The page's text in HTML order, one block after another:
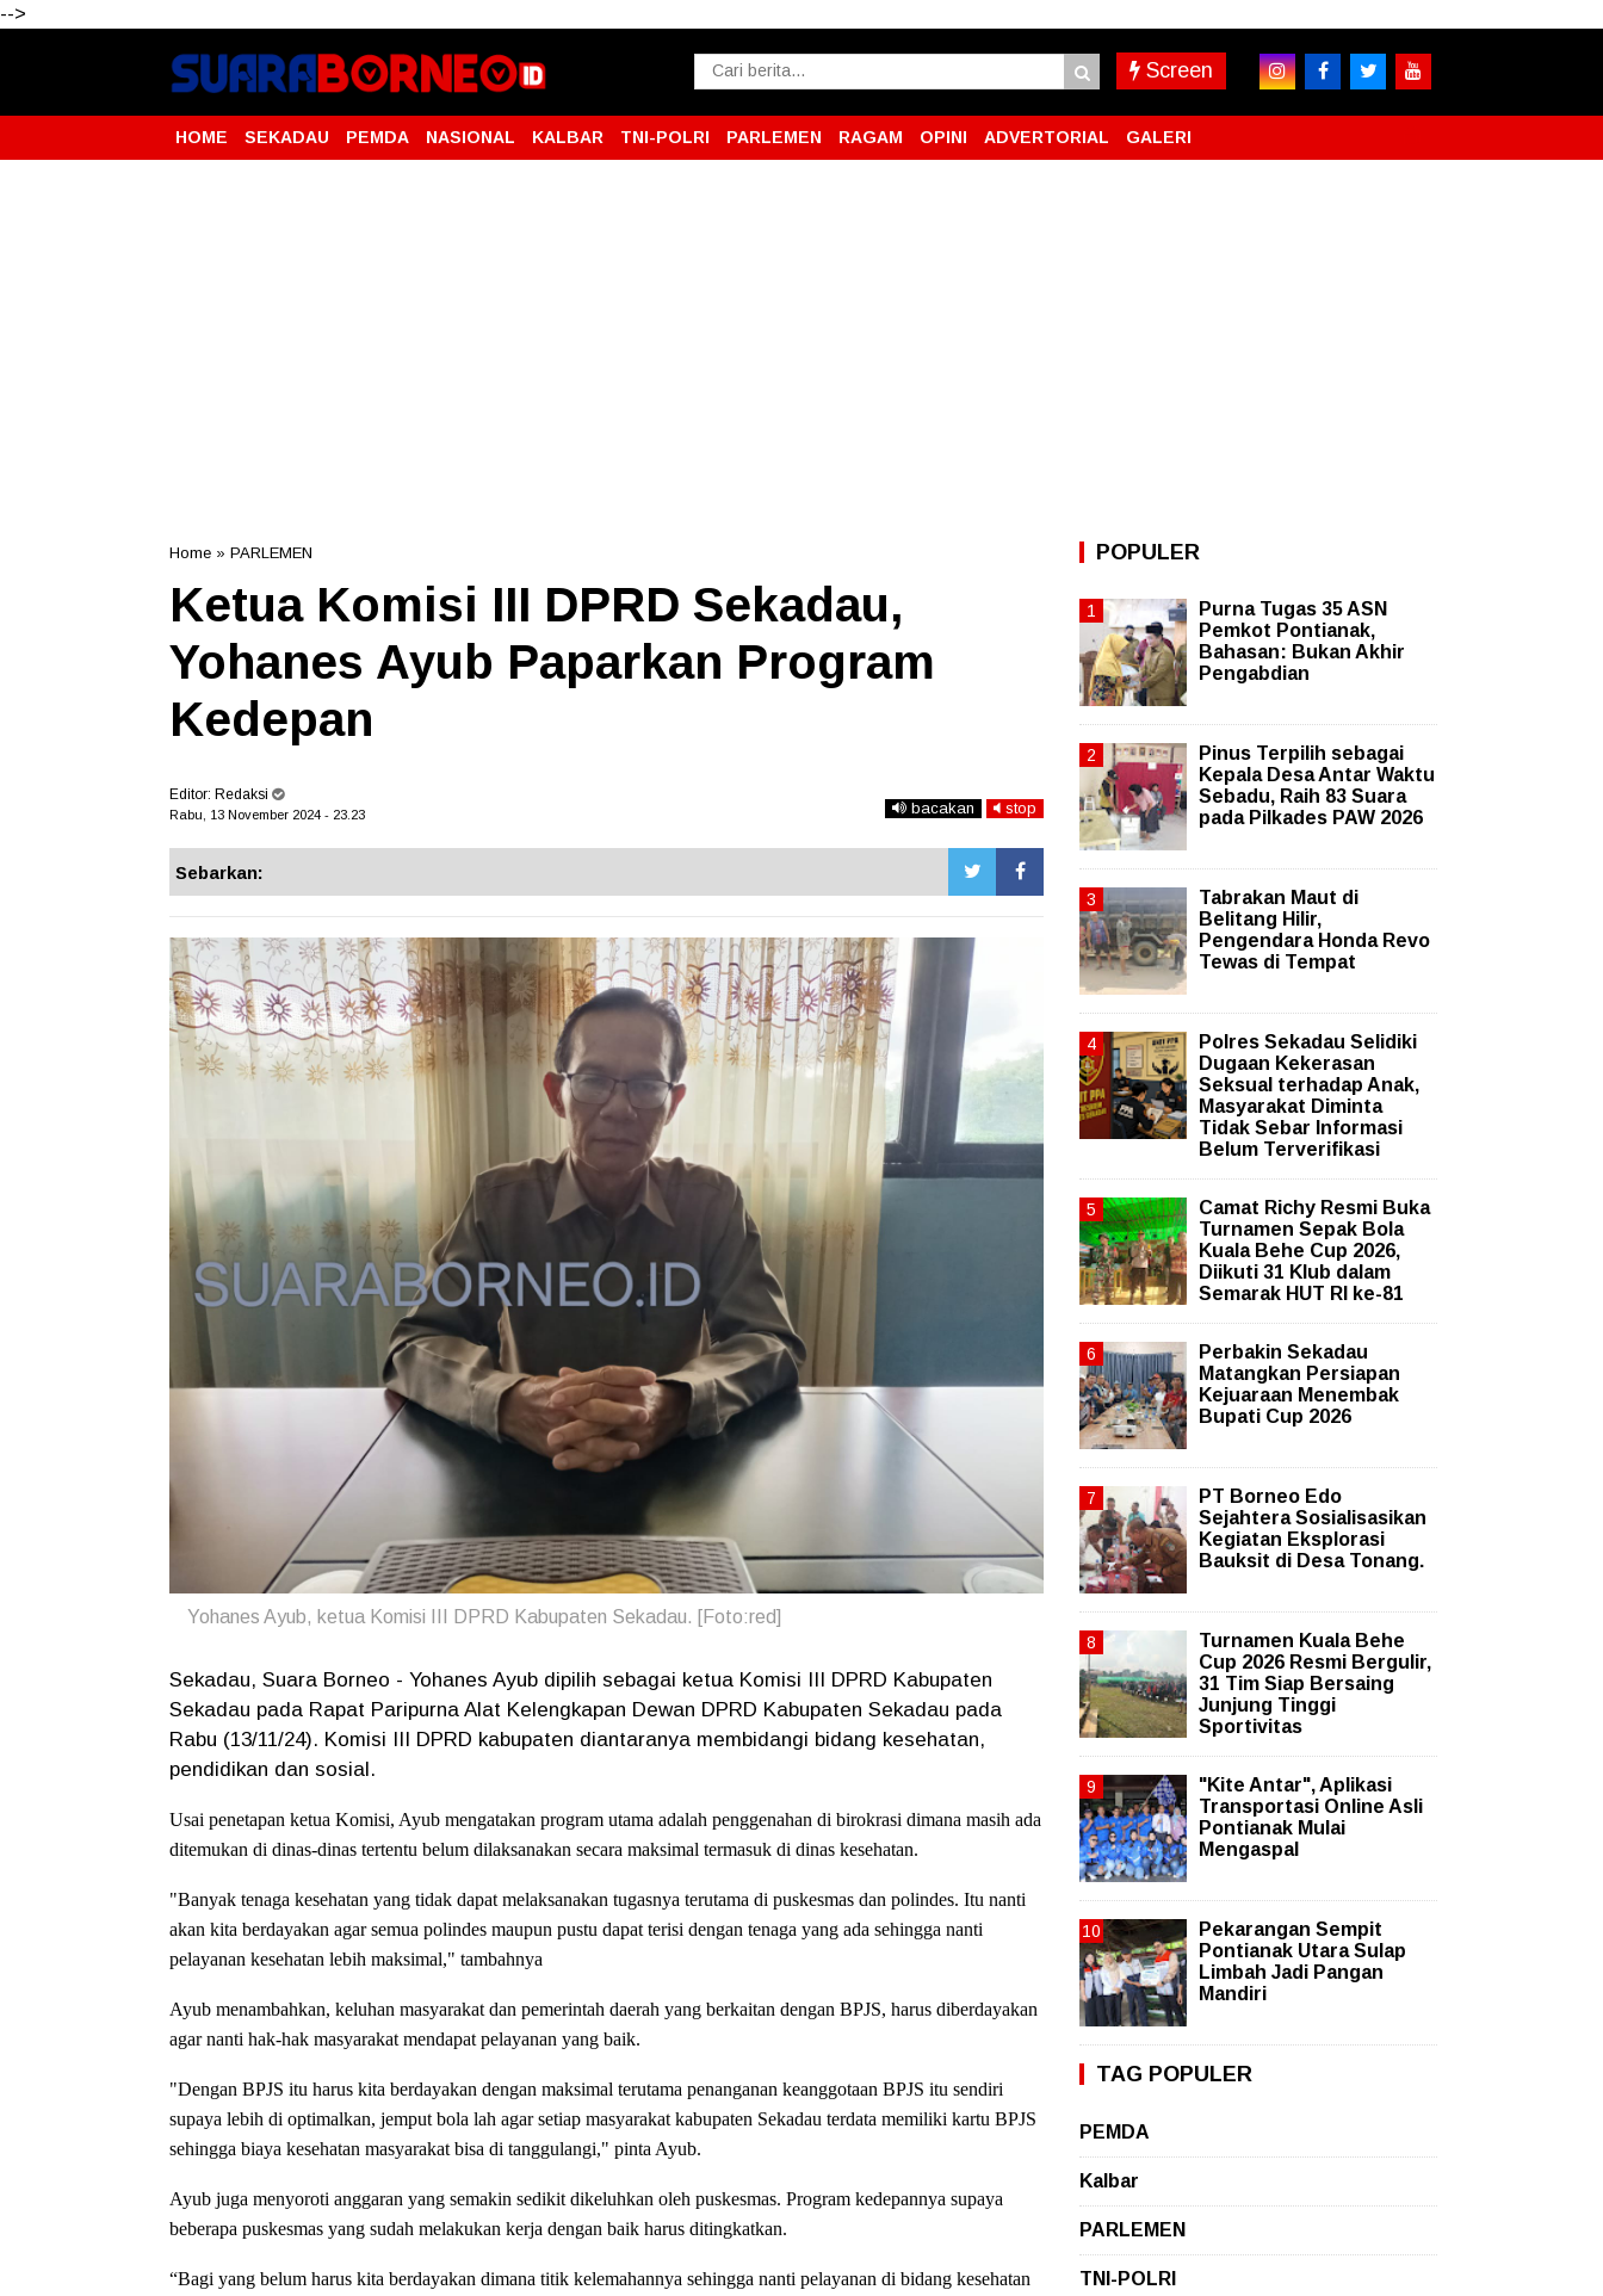
-->
Screen
HOME SEKADAU PEMDA NASIONAL KALBAR TNI-POLRI PARLEMEN RAGAM OPINI ADVERTORIAL GALERI
Home » PARLEMEN
Ketua Komisi III DPRD Sekadau,
Yohanes Ayub Paparkan Program
Kedepan
Editor: Redaksi
Rabu, 13 November 2024 - 23.23 bacakan stop
Sebarkan:
Yohanes Ayub, ketua Komisi III DPRD Kabupaten Sekadau. [Foto:red]
Sekadau, Suara Borneo - Yohanes Ayub dipilih sebagai ketua Komisi III DPRD Kabupaten
Sekadau pada Rapat Paripurna Alat Kelengkapan Dewan DPRD Kabupaten Sekadau pada
Rabu (13/11/24). Komisi III DPRD kabupaten diantaranya membidangi bidang kesehatan,
pendidikan dan sosial.
Usai penetapan ketua Komisi, Ayub mengatakan program utama adalah penggenahan di birokrasi dimana masih ada
ditemukan di dinas-dinas tertentu belum dilaksanakan secara maksimal termasuk di dinas kesehatan.
"Banyak tenaga kesehatan yang tidak dapat melaksanakan tugasnya terutama di puskesmas dan polindes. Itu nanti
akan kita berdayakan agar semua polindes maupun pustu dapat terisi dengan tenaga yang ada sehingga nanti
pelayanan kesehatan lebih maksimal," tambahnya
Ayub menambahkan, keluhan masyarakat dan pemerintah daerah yang berkaitan dengan BPJS, harus diberdayakan
agar nanti hak-hak masyarakat mendapat pelayanan yang baik.
"Dengan BPJS itu harus kita berdayakan dengan maksimal terutama penanganan keanggotaan BPJS itu sendiri
supaya lebih di optimalkan, jemput bola lah agar setiap masyarakat kabupaten Sekadau terdata memiliki kartu BPJS
sehingga biaya kesehatan masyarakat bisa di tanggulangi," pinta Ayub.
Ayub juga menyoroti anggaran yang semakin sedikit dikeluhkan oleh puskesmas. Program kedepannya supaya
beberapa puskesmas yang sudah melakukan kerja dengan baik harus ditingkatkan.
“Bagi yang belum harus kita berdayakan dimana titik kelemahannya sehingga nanti pelayanan di bidang kesehatan
POPULER
Purna Tugas 35 ASN
Pemkot Pontianak,
Bahasan: Bukan Akhir
Pengabdian
Pinus Terpilih sebagai
Kepala Desa Antar Waktu
Sebadu, Raih 83 Suara
pada Pilkades PAW 2026
Tabrakan Maut di
Belitang Hilir,
Pengendara Honda Revo
Tewas di Tempat
Polres Sekadau Selidiki
Dugaan Kekerasan
Seksual terhadap Anak,
Masyarakat Diminta
Tidak Sebar Informasi
Belum Terverifikasi
Camat Richy Resmi Buka
Turnamen Sepak Bola
Kuala Behe Cup 2026,
Diikuti 31 Klub dalam
Semarak HUT RI ke-81
Perbakin Sekadau
Matangkan Persiapan
Kejuaraan Menembak
Bupati Cup 2026
PT Borneo Edo
Sejahtera Sosialisasikan
Kegiatan Eksplorasi
Bauksit di Desa Tonang.
Turnamen Kuala Behe
Cup 2026 Resmi Bergulir,
31 Tim Siap Bersaing
Junjung Tinggi
Sportivitas
"Kite Antar", Aplikasi
Transportasi Online Asli
Pontianak Mulai
Mengaspal
Pekarangan Sempit
Pontianak Utara Sulap
Limbah Jadi Pangan
Mandiri
TAG POPULER
PEMDA
Kalbar
PARLEMEN
TNI-POLRI